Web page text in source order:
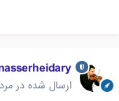
nasserheidary
ارسال شده در مرداد